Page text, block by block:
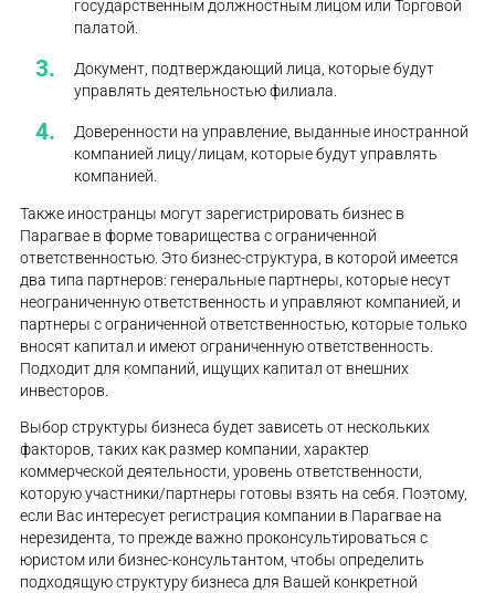
государственным должностным лицом или Торговой
палатой.
Документ, подтверждающий лица, которые будут
управлять деятельностью филиала.
Доверенности на управление, выданные иностранной
компанией лицу/лицам, которые будут управлять
компанией.
Также иностранцы могут зарегистрировать бизнес в
Парагвае в форме товарищества с ограниченной
ответственностью. Это бизнес-структура, в которой имеется
два типа партнеров: генеральные партнеры, которые несут
неограниченную ответственность и управляют компанией, и
партнеры с ограниченной ответственностью, которые только
вносят капитал и имеют ограниченную ответственность.
Подходит для компаний, ищущих капитал от внешних
инвесторов.
Выбор структуры бизнеса будет зависеть от нескольких
факторов, таких как размер компании, характер
коммерческой деятельности, уровень ответственности,
которую участники/партнеры готовы взять на себя. Поэтому,
если Вас интересует регистрация компании в Парагвае на
нерезидента, то прежде важно проконсультироваться с
юристом или бизнес-консультантом, чтобы определить
подходящую структуру бизнеса для Вашей конкретной